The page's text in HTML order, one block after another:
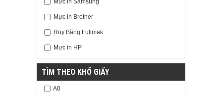
Mực in Samsung
Mực in Brother
Ruy Băng Fullmak
Mực in HP
TÌM THEO KHỔ GIẤY
A0